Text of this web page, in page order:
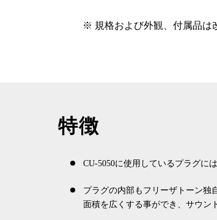
※ 規格および外観、付属品は
特徴
CU-5050に使用しているプラグに
プラグの内部もフリーザトーン独
面積を広くする事ができ、サウン